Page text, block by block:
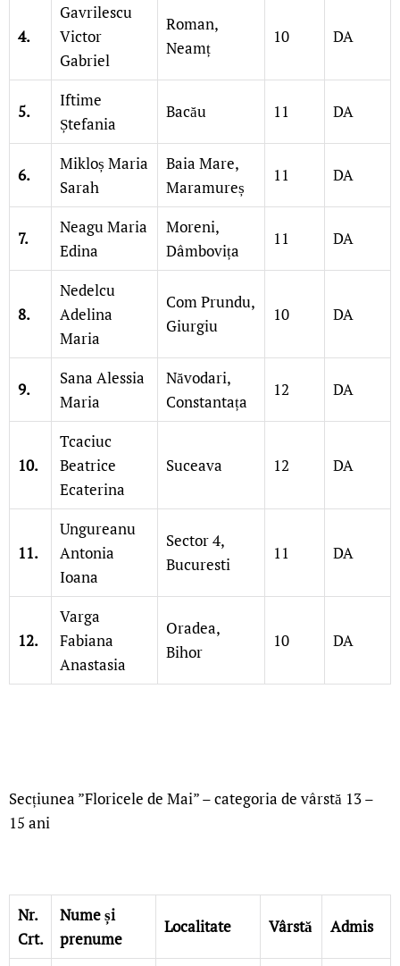
4.
Gavrilescu
Victor
Gabriel
Roman,
Neamț
10 DA
5.
Iftime
Ștefania
Bacău 11 DA
6.
Mikloș Maria
Sarah
Baia Mare,
Maramureș
11 DA
7.
Neagu Maria
Edina
Moreni,
Dâmbovița
11 DA
8.
Nedelcu
Adelina
Maria
Com Prundu,
Giurgiu
10 DA
9.
Sana Alessia
Maria
Năvodari,
Constantața
12 DA
10.
Tcaciuc
Beatrice
Ecaterina
Suceava 12 DA
11.
Ungureanu
Antonia
Ioana
Sector 4,
Bucuresti
11 DA
12.
Varga
Fabiana
Anastasia
Oradea,
Bihor
10 DA
Secțiunea ”Floricele de Mai” – categoria de vârstă 13 –
15 ani
Nr.
Crt.
Nume și
prenume
Localitate Vârstă Admis